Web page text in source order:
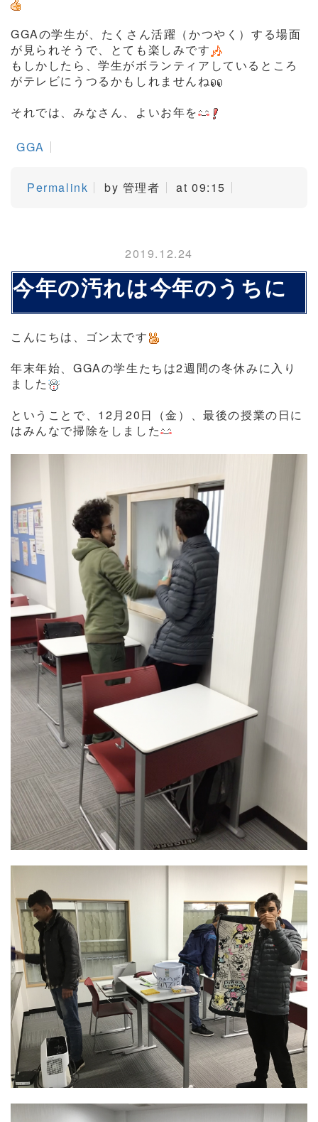
GGAの学生が、たくさん活躍（かつやく）する場面
が見られそうで、とても楽しみです
もしかしたら、学生がボランティアしているところ
がテレビにうつるかもしれませんね
それでは、みなさん、よいお年を
GGA
Permalink by 管理者 at 09:15
2019.12.24
今年の汚れは今年のうちに
こんにちは、ゴン太です
年末年始、GGAの学生たちは2週間の冬休みに入り
ました
ということで、12月20日（金）、最後の授業の日に
はみんなで掃除をしました